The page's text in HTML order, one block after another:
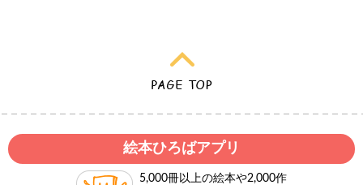
絵本ひろばアプリ
5,000冊以上の絵本や2,000作